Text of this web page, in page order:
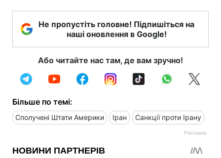
Не пропустіть головне! Підпишіться на
наші оновлення в Google!
Або читайте нас там, де вам зручно!
Більше по темі:
Сполучені Штати Америки Іран Санкції проти Ірану